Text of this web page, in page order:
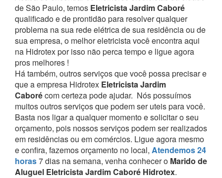
de São Paulo, temos Eletricista Jardim Caboré
qualificado e de prontidão para resolver qualquer
problema na sua rede elétrica de sua residência ou de
sua empresa, o melhor eletricista você encontra aqui
na Hidrotex por isso não perca tempo e ligue agora
pros melhores !
Há também, outros serviços que você possa precisar e
que a empresa Hidrotex Eletricista Jardim
Caborécom certeza pode ajudar. Nós possuímos
muitos outros serviços que podem ser uteis para você.
Basta nos ligar a qualquer momento e solicitar o seu
orçamento, pois nossos serviços podem ser realizados
em residências ou em comércios. Ligue agora mesmo
e confira, fazemos orçamento no local, Atendemos 24
horas7 dias na semana, venha conhecer o Marido de
Aluguel Eletricista Jardim Caboré Hidrotex.